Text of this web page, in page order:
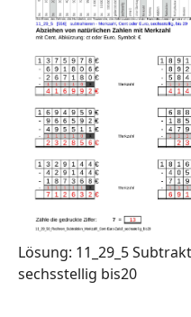
Lösung: 11_29_5
sechsstellig bis20